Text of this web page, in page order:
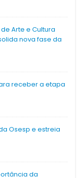
Arte e Cultura
nova fase da
receber a etapa
Osesp e estreia
da